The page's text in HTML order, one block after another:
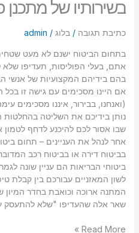
בשירותיו של מתכנן
כתיבת תגובה / בלוג/
admin
בתחום הביטוח ישנם לא מעט
אתם, בעלי הפוליסות, תעדיפו
בהם בידיהם המקצועיות של אנשי
אם היינו מסכימים עם גישה זו בכל
(ואנחנו, בבירור, איננו מסכימים
נותן בידיכם את השליטה בהחלטות
שבו אסור לכם להיכנע לדחף
אחר לנהל את העניינים – תחום
בביטוח דירה או בביטוח רכב
ביטוחי הבריאות הם עניין שונה
לשון המאזניים עבורכם בין קבלת
המתנה ארוכה וכואבת בחדר המיון
שאר אלה שהעדיפו "שלא להתעסק
Read More »